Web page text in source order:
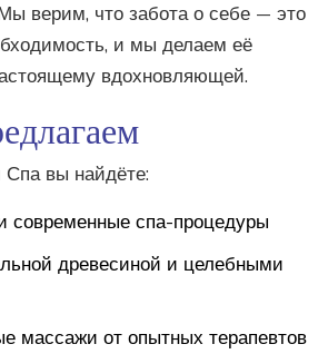
верим, что забота о себе — это
и мы делаем её
вдохновляющей.
вы найдёте:
современные спа-процедуры
древесиной и целебными
массажи от опытных терапевтов